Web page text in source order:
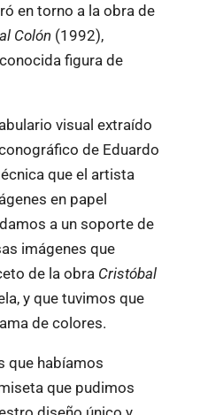
en torno a la obra de
Colón (1992),
figura de
visual extraído
de Eduardo
que el artista
en papel
a un soporte de
imágenes que
de la obra Cristóbal
y que tuvimos que
de colores.
que habíamos
que pudimos